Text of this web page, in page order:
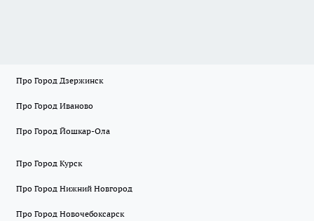
Про Город Дзержинск
Про Город Иваново
Про Город Йошкар-Ола
Про Город Курск
Про Город Нижний Новгород
Про Город Новочебоксарск